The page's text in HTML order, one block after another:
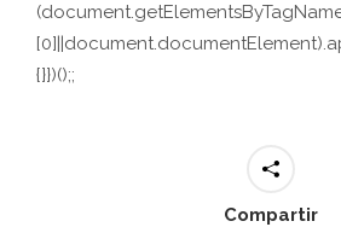
{}})();;
Compartir